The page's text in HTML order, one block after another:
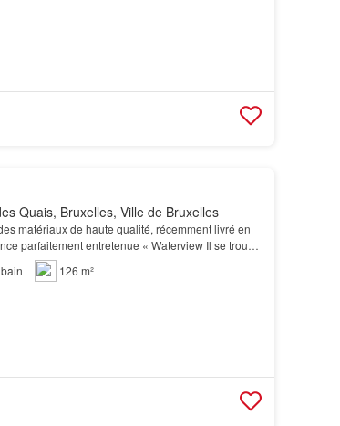
Quais, Bruxelles, Ville de Bruxelles
matériaux de haute qualité, récemment livré en
parfaitement entretenue « Waterview Il se trouve
& Manhattan Center…
126 m²